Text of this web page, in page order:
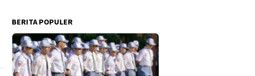
BERITA POPULER